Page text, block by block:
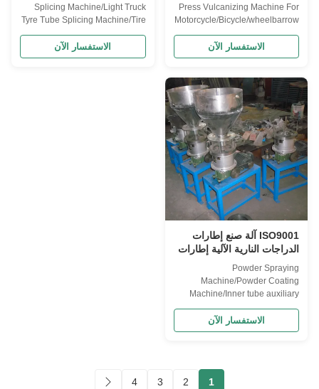
Press Vulcanizing Machine For
Motorcycle/Bicycle/wheelbarrow
tire-curing press vulcanizer
Applicant For various bicycle,
motorcycle tube curing, except
and removal, the entitle curing
process is automatically
controlled. Structure feature:
One...
الاستفسار الآن
Splicing Machine/Light Truck
Tyre Tube Splicing Machine/Tire
Tube Jointing Machine
Applicant 1. The machine is
mainly used to splice the inner
الاستفسار الآن
ISO9001 آلة صنع إطارات
الدراجات النارية الآلية إطارات
مسحوق رش آلة مسحوق
أخضر
Powder Spraying
Machine/Powder Coating
Machine/Inner tube auxiliary
spraying machine Main
Parameter working medium
pressure 0.2-0.4Mpa motor
power 0.55kw overall size
الاستفسار الآن
1
2
3
4